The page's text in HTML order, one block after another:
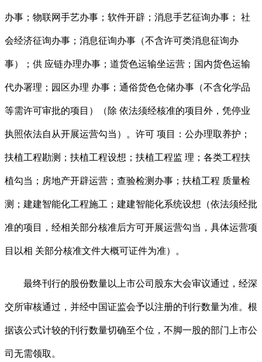
办事；物联网手艺办事；软件开辟；消息手艺征询办事； 社
会经济征询办事；消息征询办事（不含许可类消息征询办
事）；供 应链办理办事；道货色运输坐运营；国内货色运输
代办署理；园区办理 办事；通俗货色仓储办事（不含化学品
等需许可审批的项目）（除 依法须经核准的项目外，凭停业
执照依法自从开展运营勾当）。许可 项目：公办理取养护；
扶植工程勘测；扶植工程设想；扶植工程监 理；各类工程扶
植勾当；房地产开辟运营；查验检测办事；扶植工程 质量检
测；建建智能化工程施工；建建智能化系统设想（依法须经批
准的项目，经相关部分核准后方可开展运营勾当，具体运营项
目以相 关部分核准文件大概可证件为准）。
最终刊行的股份数量以上市公司股东大会审议通过，经深
交所审核通过，并经中国证监会予以注册的刊行数量为准。根
据该公式计较的刊行数量切确至个位，不脚一股的部门上市公
司无需领取。